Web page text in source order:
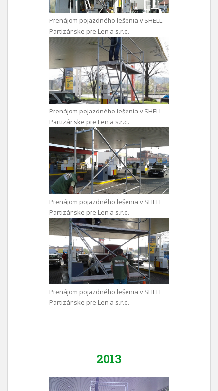
Prenájom pojazdného lešenia v SHELL
Partizánske pre Lenia s.r.o.
Prenájom pojazdného lešenia v SHELL
Partizánske pre Lenia s.r.o.
Prenájom pojazdného lešenia v SHELL
Partizánske pre Lenia s.r.o.
Prenájom pojazdného lešenia v SHELL
Partizánske pre Lenia s.r.o.
2013